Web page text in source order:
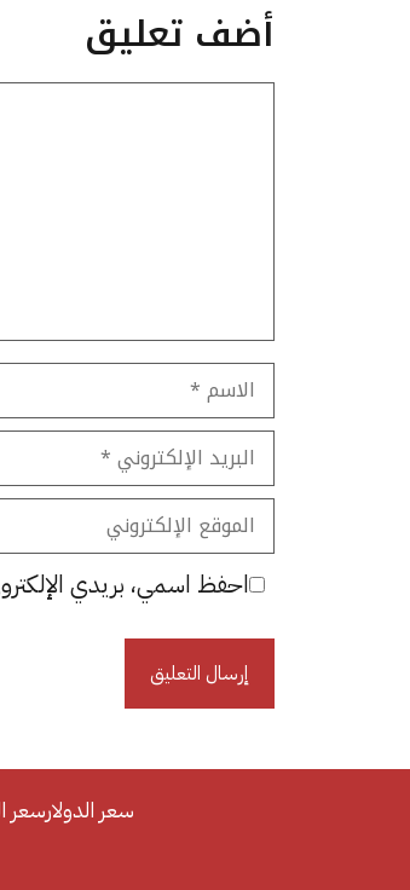
أضف تعليق
الاسم
البريد
الإلكتروني
الموقع
الإلكتروني
احفظ اسمي، بريدي
سعر الدولارسعر